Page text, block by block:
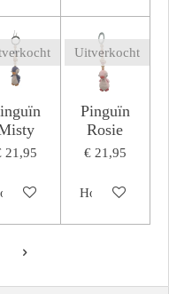
21,95
mij op de hoogte
Uitverkocht
Pinguïn
Rosie
€ 21,95
Houd mij op de